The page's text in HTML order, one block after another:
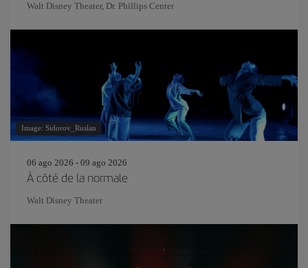
Walt Disney Theater, Dr. Phillips Center
Image: Sidorov_Ruslan
06 ago 2026 - 09 ago 2026
À côté de la normale
Walt Disney Theater